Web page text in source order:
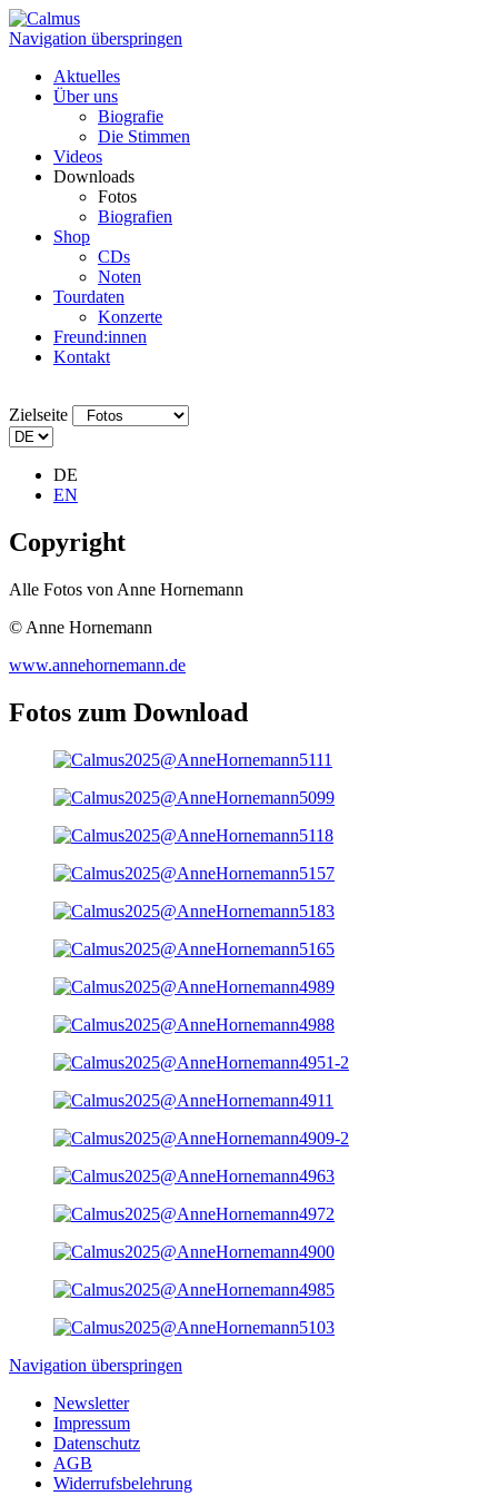
Navigation überspringen
Aktuelles
Über uns
Biografie
Die Stimmen
Videos
Downloads
Fotos
Biografien
Shop
CDs
Noten
Tourdaten
Konzerte
Freund:innen
Kontakt
Zielseite
DE
EN
Copyright
Alle Fotos von Anne Hornemann
© Anne Hornemann
www.annehornemann.de
Fotos zum Download
Navigation überspringen
Newsletter
Impressum
Datenschutz
AGB
Widerrufsbelehrung